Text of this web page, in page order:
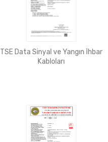
TSE Data Sinyal ve Yangın İhbar
Kabloları